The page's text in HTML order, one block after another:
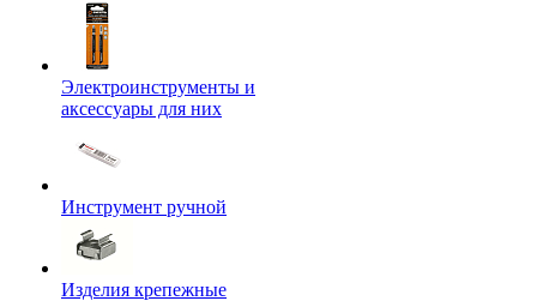
Электроинструменты и
аксессуары для них
Инструмент ручной
Изделия крепежные